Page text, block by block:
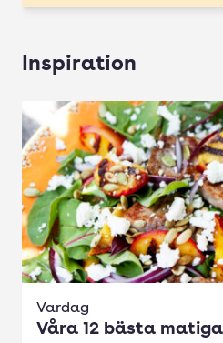
Inspiration
Vardag
Våra 12 bästa